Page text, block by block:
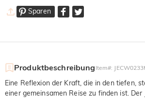
Sparen
Produktbeschreibung Item#:
Eine Reflexion der Kraft, die in den tiefen,
einer gemeinsamen Reise zu finden ist. Der